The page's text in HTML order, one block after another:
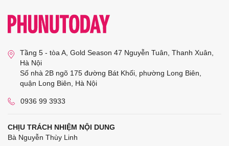
Tầng 5 - tòa A, Gold Season 47 Nguyễn Tuân, Thanh Xuân,
Hà Nội
Số nhà 2B ngõ 175 đường Bát Khối, phường Long Biên,
quận Long Biên, Hà Nội
0936 99 3933
CHỊU TRÁCH NHIỆM NỘI DUNG
Bà Nguyễn Thùy Linh